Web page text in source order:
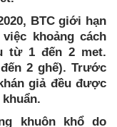
BTC giới hạn
khoảng cách
từ 1 đến 2 met.
2 ghế). Trước
giả đều được
khuôn khổ do